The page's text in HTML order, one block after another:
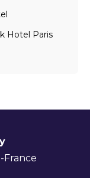
Hotel Paris
France